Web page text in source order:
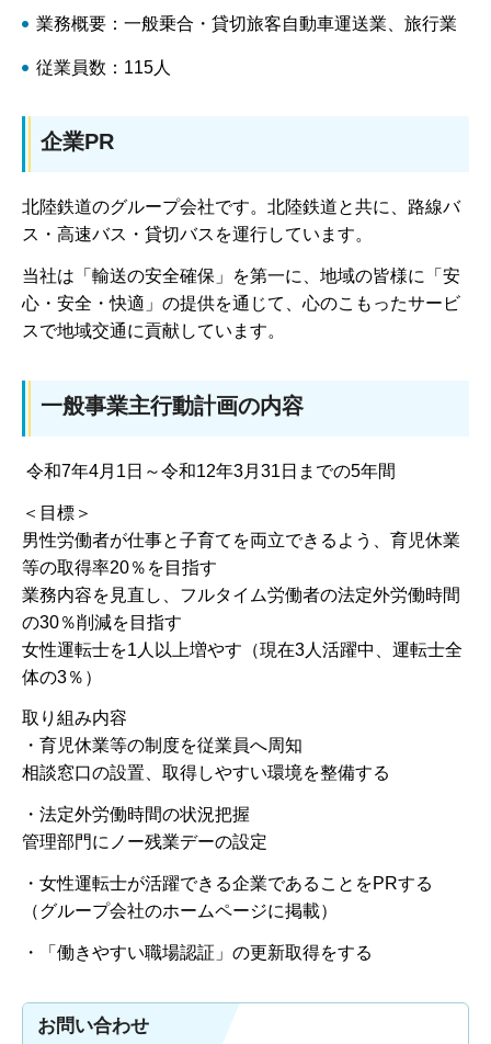
業務概要：一般乗合・貸切旅客自動車運送業、旅行業
従業員数：115人
企業PR
北陸鉄道のグループ会社です。北陸鉄道と共に、路線バ
ス・高速バス・貸切バスを運行しています。
当社は「輸送の安全確保」を第一に、地域の皆様に「安
心・安全・快適」の提供を通じて、心のこもったサービ
スで地域交通に貢献しています。
一般事業主行動計画の内容
令和7年4月1日～令和12年3月31日までの5年間
＜目標＞
男性労働者が仕事と子育てを両立できるよう、育児休業
等の取得率20％を目指す
業務内容を見直し、フルタイム労働者の法定外労働時間
の30％削減を目指す
女性運転士を1人以上増やす（現在3人活躍中、運転士全
体の3％）
取り組み内容
・育児休業等の制度を従業員へ周知
相談窓口の設置、取得しやすい環境を整備する
・法定外労働時間の状況把握
管理部門にノー残業デーの設定
・女性運転士が活躍できる企業であることをPRする
（グループ会社のホームページに掲載）
・「働きやすい職場認証」の更新取得をする
お問い合わせ